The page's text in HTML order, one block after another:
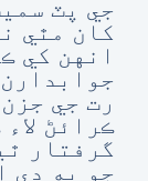
کان مٿي
رت جي جزن
ڪرائڻ لاء
جو به ڊي